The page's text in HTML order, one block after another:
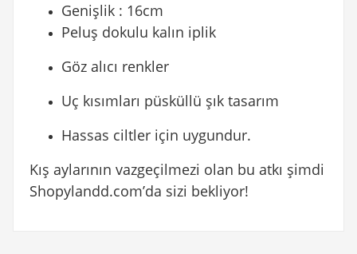
Genişlik : 16cm
Peluş dokulu kalın iplik
Göz alıcı renkler
Uç kısımları püsküllü şık tasarım
Hassas ciltler için uygundur.
Kış aylarının vazgeçilmezi olan bu atkı şimdi
Shopylandd.com’da sizi bekliyor!